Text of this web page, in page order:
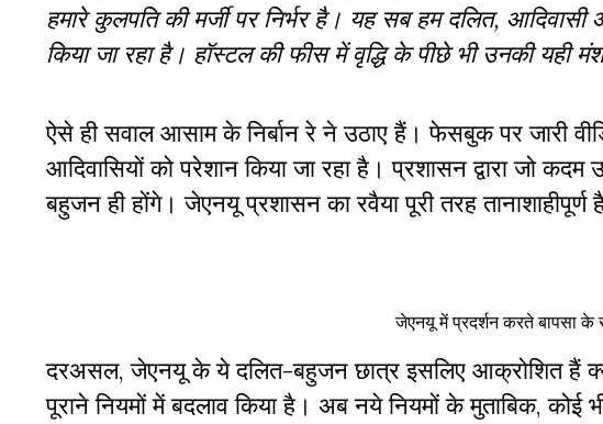
हमारे कुलपति की मर्जी पर निर्भर है। यह सब हम दलित,
किया जा रहा है। हॉस्टल की फीस में वृद्धि के पीछे भी उनकी यही
ऐसे ही सवाल आसाम के निर्बान रे ने उठाए हैं। फेसबुक पर जारी
आदिवासियों को परेशान किया जा रहा है। प्रशासन द्वारा जो
बहुजन ही होंगे। जेएनयू प्रशासन का रवैया पूरी तरह तानाशाहीपूर्ण
जेएनयू में प्रदर्शन करते बापसा के
दरअसल, जेएनयू के ये दलित-बहुजन छात्र इसलिए आक्रोशित हैं
पूराने नियमों में बदलाव किया है। अब नये नियमों के मुताबिक, कोई